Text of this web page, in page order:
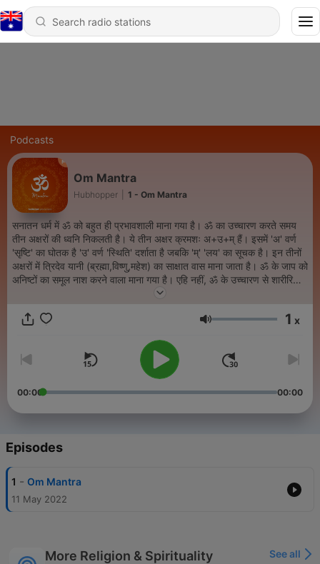
Podcasts
Om Mantra
Hubhopper 1 - Om Mantra
सनातन धर्म में ॐ को बहुत ही प्रभावशाली माना गया है। ॐ का उच्चारण करते समय
तीन अक्षरों की ध्वनि निकलती है। ये तीन अक्षर क्रमशः अ+उ+म् हैं। इसमें 'अ' वर्ण
'सृष्टि' का घोतक है 'उ' वर्ण 'स्थिति' दर्शाता है जबकि 'म्' 'लय' का सूचक है। इन तीनों
अक्षरों में त्रिदेव यानी (ब्रह्मा,विष्णु,महेश) का साक्षात वास माना जाता है। ॐ के जाप को
अनिष्टों का समूल नाश करने वाला माना गया है। एहि नहीं, ॐ के उच्चारण से शारीरिक
और मानसिक रूप से शांति भी प्राप्त होती है।
Volume 1 x
00:00 00:00
Episodes
1 - Om Mantra
11 May 2022
More Religion & Spirituality
See all